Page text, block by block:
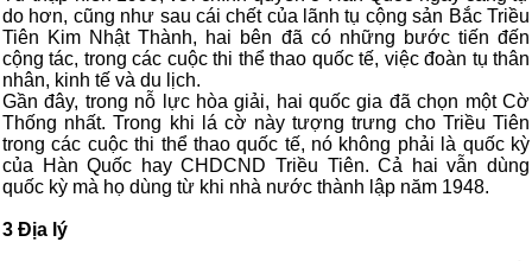
do hơn, cũng như sau cái chết của lãnh tụ cộng sản Bắc Triều
Tiên Kim Nhật Thành, hai bên đã có những bước tiến đến
cộng tác, trong các cuộc thi thể thao quốc tế, việc đoàn tụ thân
nhân, kinh tế và du lịch.
Gần đây, trong nỗ lực hòa giải, hai quốc gia đã chọn một Cờ
Thống nhất. Trong khi lá cờ này tượng trưng cho Triều Tiên
trong các cuộc thi thể thao quốc tế, nó không phải là quốc kỳ
của Hàn Quốc hay CHDCND Triều Tiên. Cả hai vẫn dùng
quốc kỳ mà họ dùng từ khi nhà nước thành lập năm 1948.
3 Địa lý